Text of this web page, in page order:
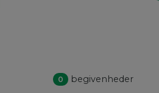
0 begivenheder